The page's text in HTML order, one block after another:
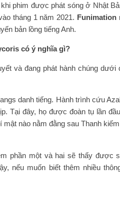
phim được phát sóng ở Nhật
tháng 1 năm 2021. Funimation
bản lồng tiếng Anh.
có ý nghĩa gì?
và đang phát hành chúng
danh tiếng. Hành trình cứu
Tại đây, họ được đoàn tụ lần
mật nào nằm đằng sau Thanh
phần một và hai sẽ thấy được
nếu muốn biết thêm nhiều